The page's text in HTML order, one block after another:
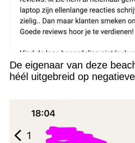
De eigenaar van deze
héél uitgebreid op